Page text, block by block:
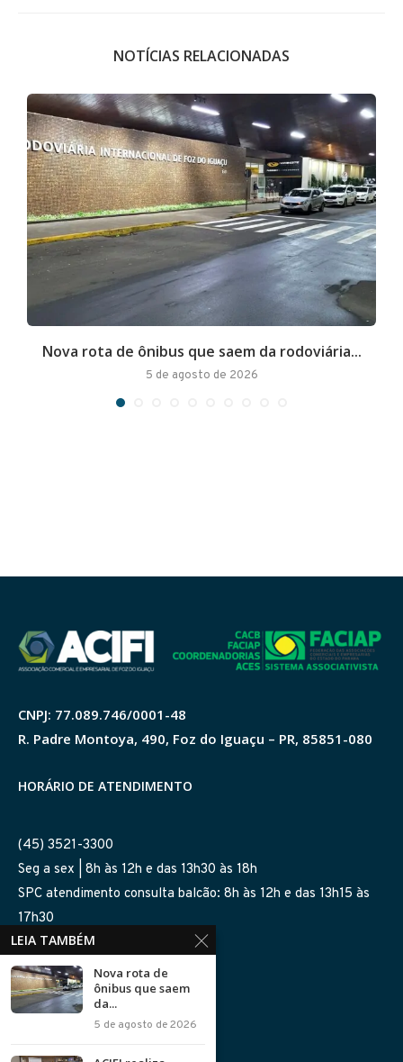
NOTÍCIAS RELACIONADAS
Nova rota de ônibus que saem da rodoviária...
5 de agosto de 2026
CNPJ: 77.089.746/0001-48
R. Padre Montoya, 490, Foz do Iguaçu – PR, 85851-080
HORÁRIO DE ATENDIMENTO
(45) 3521-3300
Seg a sex | 8h às 12h e das 13h30 às 18h
SPC atendimento consulta balcão: 8h às 12h e das 13h15 às
17h30
SIGA-NOS NAS REDES
LEIA TAMBÉM
Nova rota de
ônibus que saem
da...
5 de agosto de 2026